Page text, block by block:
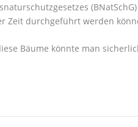
Zeit durchgeführt werden
Bäume könnte man